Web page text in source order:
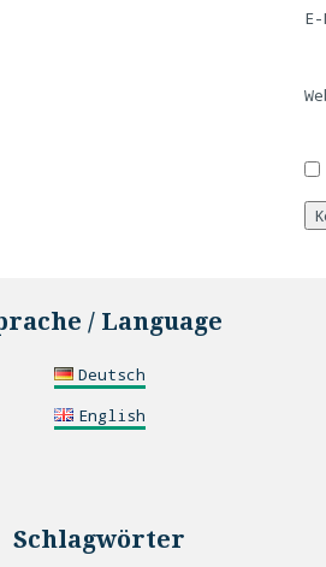
/ Language
Deutsch
English
Schlagwörter